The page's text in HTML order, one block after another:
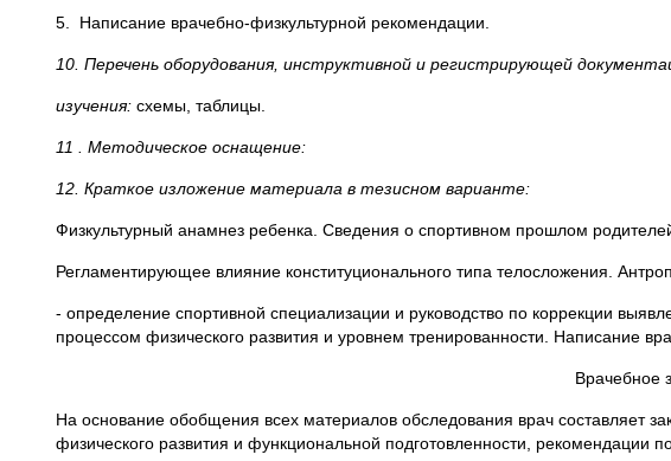
5. Написание врачебно-физкультурной рекомендации.
10. Перечень оборудования, инструктивной и регистрирующей
изучения: схемы, таблицы.
11 . Методическое оснащение:
12. Краткое изложение материала в тезисном варианте:
Физкультурный анамнез ребенка. Сведения о спортивном прошлом
Регламентирующее влияние конституционального типа телосложения.
- определение спортивной специализации и руководство по коррекции
процессом физического развития и уровнем тренированности. Написание
Врачебное
На основание обобщения всех материалов обследования врач составляет
физического развития и функциональной подготовленности, рекомендации